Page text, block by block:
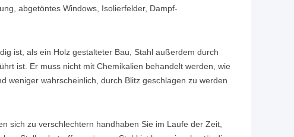
abgetöntes Windows, Isolierfelder, Dampf-
ist, als ein Holz gestalteter Bau, Stahl außerdem durch
ist. Er muss nicht mit Chemikalien behandelt werden, wie
weniger wahrscheinlich, durch Blitz geschlagen zu werden
sich zu verschlechtern handhaben Sie im Laufe der Zeit,